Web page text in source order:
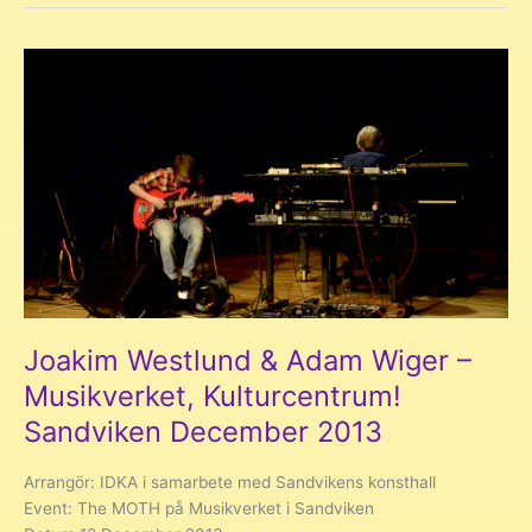
Kulturcentrum!
Joakim Westlund & Adam Wiger –
Musikverket, Kulturcentrum!
Sandviken December 2013
Arrangör: IDKA i samarbete med Sandvikens konsthall
Event: The MOTH på Musikverket i Sandviken